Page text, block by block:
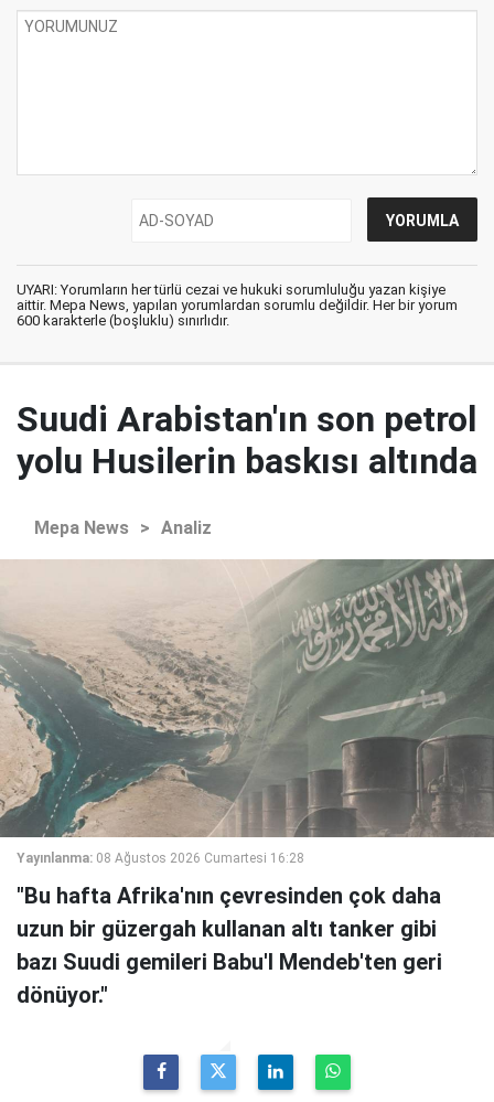
UYARI: Yorumların her türlü cezai ve hukuki sorumluluğu yazan kişiye
aittir. Mepa News, yapılan yorumlardan sorumlu değildir. Her bir yorum
600 karakterle (boşluklu) sınırlıdır.
Suudi Arabistan'ın son petrol
yolu Husilerin baskısı altında
Mepa News > Analiz
Yayınlanma: 08 Ağustos 2026 Cumartesi 16:28
"Bu hafta Afrika'nın çevresinden çok daha
uzun bir güzergah kullanan altı tanker gibi
bazı Suudi gemileri Babu'l Mendeb'ten geri
dönüyor."